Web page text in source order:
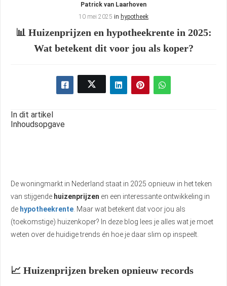
Patrick van Laarhoven
10 mei 2025 in hypotheek
📊 Huizenprijzen en hypotheekrente in 2025:
Wat betekent dit voor jou als koper?
In dit artikel
Inhoudsopgave
De woningmarkt in Nederland staat in 2025 opnieuw in het teken
van stijgende huizenprijzen en een interessante ontwikkeling in
de hypotheekrente . Maar wat betekent dat voor jou als
(toekomstige) huizenkoper? In deze blog lees je alles wat je moet
weten over de huidige trends én hoe je daar slim op inspeelt.
📈 Huizenprijzen breken opnieuw records